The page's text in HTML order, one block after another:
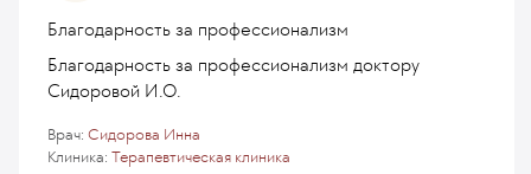
Благодарность за профессионализм
Благодарность за профессионализм доктору
Сидоровой И.О.
Клиника: Терапевтическая клиника
Врач: Сидорова Инна